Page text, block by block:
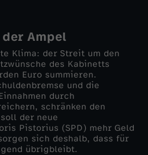
Ampel
Klima: der Streit um den
des Kabinetts
Euro summieren.
und die
durch
schränken den
der neue
Pistorius (SPD) mehr Geld
sich deshalb, dass für
übrigbleibt.